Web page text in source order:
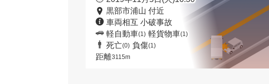
黒部市浦山 付近
車両相互 小破事故
軽自動車(1) 軽貨物車(1)
死亡(0) 負傷(1)
距離3115m